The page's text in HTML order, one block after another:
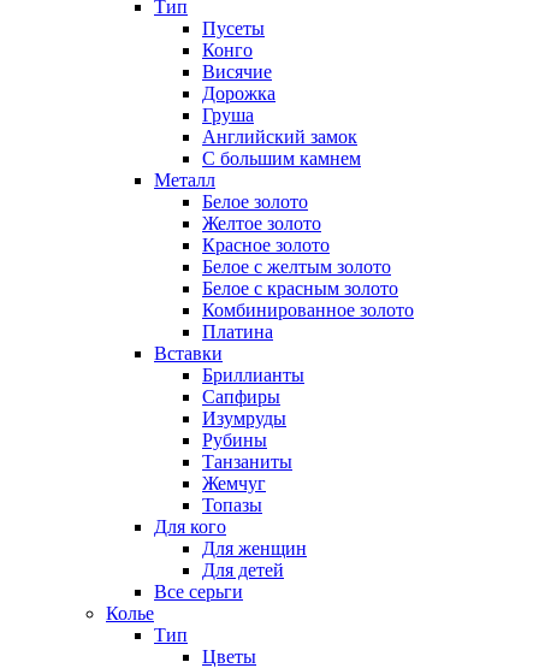
Тип
Пусеты
Конго
Висячие
Дорожка
Груша
Английский замок
С большим камнем
Металл
Белое золото
Желтое золото
Красное золото
Белое с желтым золото
Белое с красным золото
Комбинированное золото
Платина
Вставки
Бриллианты
Сапфиры
Изумруды
Рубины
Танзаниты
Жемчуг
Топазы
Для кого
Для женщин
Для детей
Все серьги
Колье
Тип
Цветы